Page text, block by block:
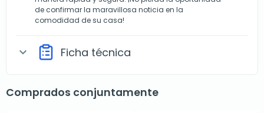
de confirmar la maravillosa noticia en la
comodidad de su casa!
expand_more Ficha técnica
Comprados conjuntamente